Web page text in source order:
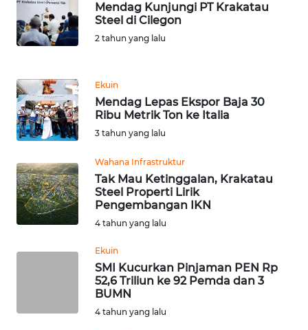
Mendag Kunjungi PT Krakatau
Steel di Cilegon
2 tahun yang lalu
Ekuin
Mendag Lepas Ekspor Baja 30
Ribu Metrik Ton ke Italia
3 tahun yang lalu
Wahana Infrastruktur
Tak Mau Ketinggalan, Krakatau
Steel Properti Lirik
Pengembangan IKN
4 tahun yang lalu
Ekuin
SMI Kucurkan Pinjaman PEN Rp
52,6 Triliun ke 92 Pemda dan 3
BUMN
4 tahun yang lalu
PEDOMAN
MEDIA
SIBER
REDAKSI
KARIR
Wahana
News
Regional
WN
JAKARTA